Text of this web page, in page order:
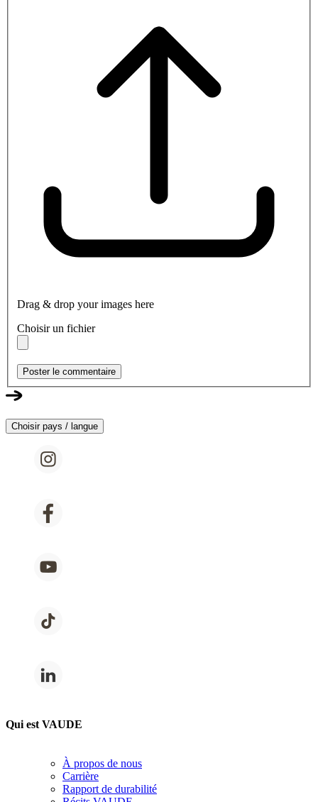
Drag & drop your images here
Choisir un fichier
Poster le commentaire
Choisir pays / langue
Qui est VAUDE
À propos de nous
Carrière
Rapport de durabilité